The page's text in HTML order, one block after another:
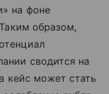
на фоне
образом,
сводится на
кейс может стать